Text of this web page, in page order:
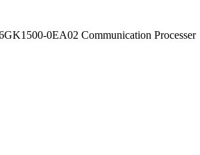
0EA02 Communication Processer